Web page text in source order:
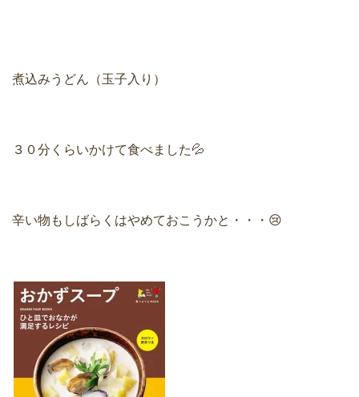
煮込みうどん（玉子入り）
３０分くらいかけて食べました💦
辛い物もしばらくはやめておこうかと・・・😢